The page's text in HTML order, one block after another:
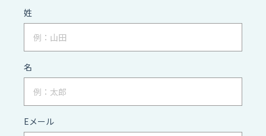
姓
名
Eメール